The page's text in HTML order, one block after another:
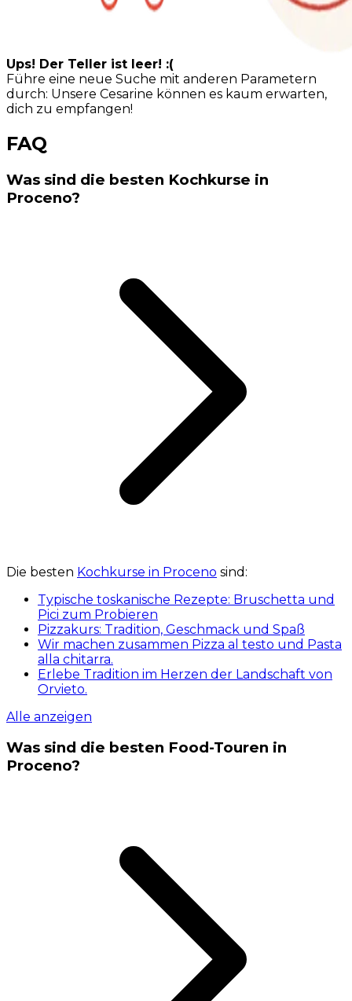
Ups! Der Teller ist leer! :(
Führe eine neue Suche mit anderen Parametern
durch: Unsere Cesarine können es kaum erwarten,
dich zu empfangen!
FAQ
Was sind die besten Kochkurse in
Proceno?
Die besten Kochkurse in Proceno sind:
Typische toskanische Rezepte: Bruschetta und
Pici zum Probieren
Pizzakurs: Tradition, Geschmack und Spaß
Wir machen zusammen Pizza al testo und Pasta
alla chitarra.
Erlebe Tradition im Herzen der Landschaft von
Orvieto.
Alle anzeigen
Was sind die besten Food-Touren in
Proceno?